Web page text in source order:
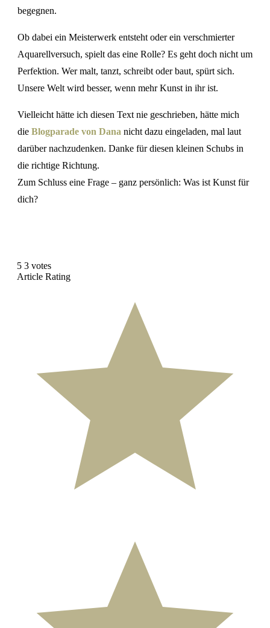
begegnen.
Ob dabei ein Meisterwerk entsteht oder ein verschmierter
Aquarellversuch, spielt das eine Rolle? Es geht doch nicht um
Perfektion. Wer malt, tanzt, schreibt oder baut, spürt sich.
Unsere Welt wird besser, wenn mehr Kunst in ihr ist.
Vielleicht hätte ich diesen Text nie geschrieben, hätte mich
die Blogparade von Dana nicht dazu eingeladen, mal laut
darüber nachzudenken. Danke für diesen kleinen Schubs in
die richtige Richtung.
Zum Schluss eine Frage – ganz persönlich: Was ist Kunst für
dich?
5 3 votes
Article Rating